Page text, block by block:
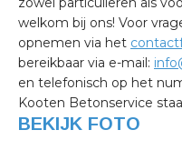
welkom bij ons! Voor
opnemen via het
bereikbaar via e-mail:
en telefonisch op het
Kooten Betonservice
BEKIJK FOTO